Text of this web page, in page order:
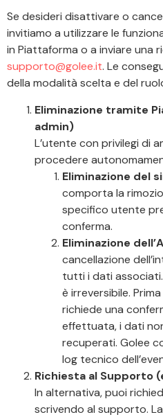
Se desideri disattivare o
invitiamo a utilizzare le
in Piattaforma o a inviare una
supporto@golee.it. Le
della modalità scelta e del
Eliminazione tramite
admin)
L’utente con privilegi di
procedere
Eliminazione del
comporta la
specifico utente
conferma.
Eliminazione
cancellazione
tutti i dati
è irreversibile.
richiede una
effettuata, i dati
recuperati. Golee
log tecnico
Richiesta al Supporto
In alternativa, puoi
scrivendo al supporto.